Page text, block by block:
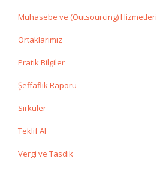
Muhasebe ve (Outsourcing) Hizmetleri
Ortaklarımız
Pratik Bilgiler
Şeffaflık Raporu
Sirküler
Teklif Al
Vergi ve Tasdik